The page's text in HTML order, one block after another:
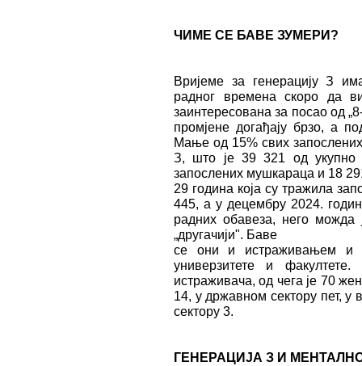
ЧИМЕ СЕ БАВЕ ЗУМЕРИ?
Вријеме за генерацију З
радног времена скоро да
заинтересована за посао од
промјене догађају брзо, а
Mање од 15% свих
З, што је 39 321 од укупно
запослених мушкараца и 18
29 година која су тражила
445, а у децембру 2024.
радних обавеза, него можда
„другачији". Баве
се они и истраживањем и
универзитете и
истраживача, од чега је 70
14, у државном сектору пет,
сектору 3.
ГЕНЕРАЦИЈА З И